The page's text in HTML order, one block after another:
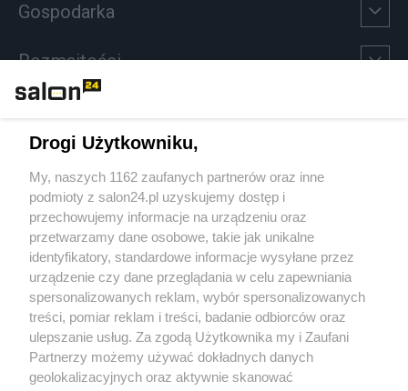
Gospodarka
Rozmaitości
Sport
Społeczeństwo
Kultura
X Facebook Instagram Youtube
Drogi Użytkowniku,
My, naszych 1162 zaufanych partnerów oraz inne
podmioty z salon24.pl uzyskujemy dostęp i
przechowujemy informacje na urządzeniu oraz
przetwarzamy dane osobowe, takie jak unikalne
identyfikatory, standardowe informacje wysyłane przez
urządzenie czy dane przeglądania w celu zapewniania
spersonalizowanych reklam, wybór spersonalizowanych
treści, pomiar reklam i treści, badanie odbiorców oraz
ulepszanie usług. Za zgodą Użytkownika my i Zaufani
Partnerzy możemy używać dokładnych danych
geolokalizacyjnych oraz aktywnie skanować